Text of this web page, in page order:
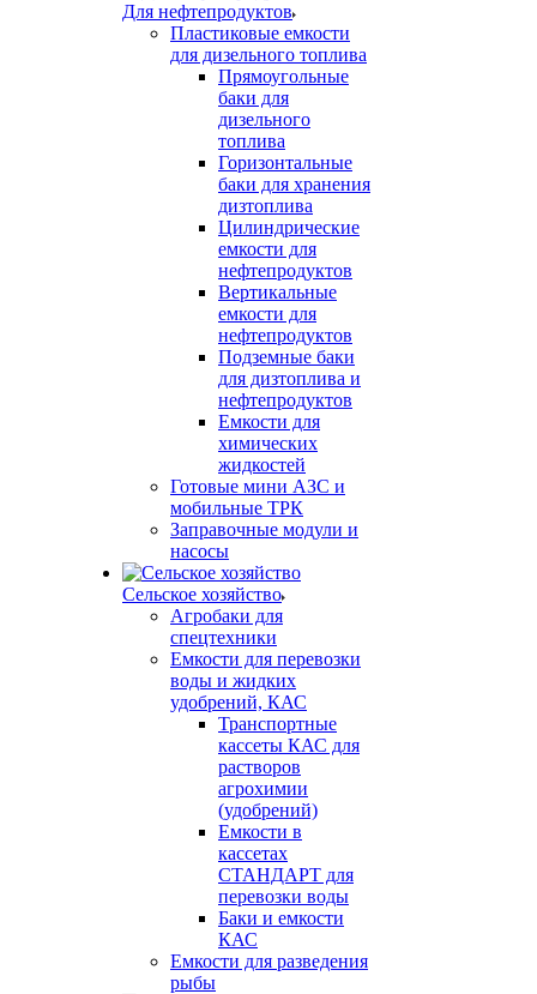
Для нефтепродуктов
Пластиковые емкости
для дизельного топлива
Прямоугольные
баки для
дизельного
топлива
Горизонтальные
баки для хранения
дизтоплива
Цилиндрические
емкости для
нефтепродуктов
Вертикальные
емкости для
нефтепродуктов
Подземные баки
для дизтоплива и
нефтепродуктов
Емкости для
химических
жидкостей
Готовые мини АЗС и
мобильные ТРК
Заправочные модули и
насосы
Сельское хозяйство
Агробаки для
спецтехники
Емкости для перевозки
воды и жидких
удобрений, КАС
Транспортные
кассеты КАС для
растворов
агрохимии
(удобрений)
Емкости в
кассетах
СТАНДАРТ для
перевозки воды
Баки и емкости
КАС
Емкости для разведения
рыбы